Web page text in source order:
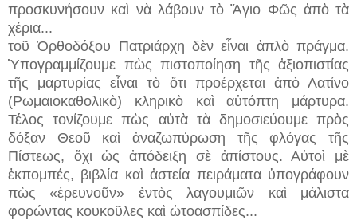
προσκυνήσουν καὶ νὰ λάβουν τὸ Ἅγιο Φῶς ἀπὸ τὰ
χέρια...
τοῦ Ὀρθοδόξου Πατριάρχη δὲν εἶναι ἁπλὸ πράγμα.
Ὑπογραμμίζουμε πὼς πιστοποίηση τῆς ἀξιοπιστίας
τῆς μαρτυρίας εἶναι τὸ ὅτι προέρχεται ἀπὸ Λατίνο
(Ρωμαιοκαθολικὸ) κληρικὸ καὶ αὐτόπτη μάρτυρα.
Τέλος τονίζουμε πὼς αὐτὰ τὰ δημοσιεύουμε πρὸς
δόξαν Θεοῦ καὶ ἀναζωπύρωση τῆς φλόγας τῆς
Πίστεως, ὄχι ὡς ἀπόδειξη σὲ ἀπίστους. Αὐτοὶ μὲ
ἐκπομπές, βιβλία καὶ ἀστεία πειράματα ὑπογράφουν
πὼς «ἐρευνοῦν» ἐντὸς λαγουμιῶν καὶ μάλιστα
φορώντας κουκοῦλες καὶ ὠτοασπίδες...